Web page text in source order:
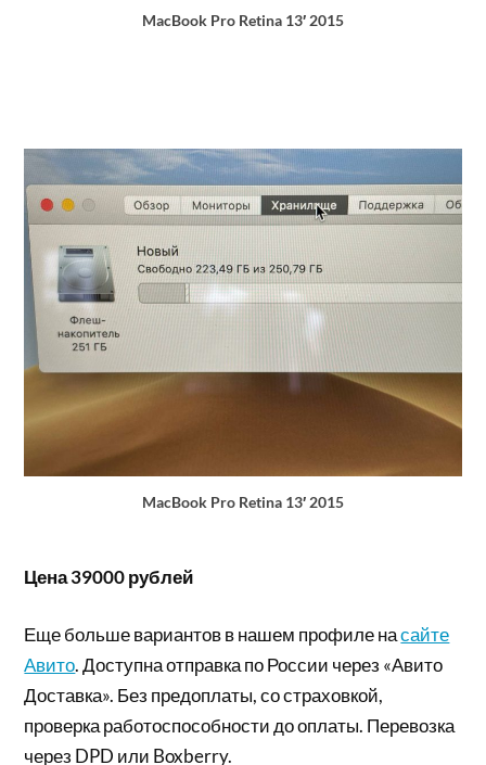
MacBook Pro Retina 13′ 2015
MacBook Pro Retina 13′ 2015
Цена 39000 рублей
Еще больше вариантов в нашем профиле насайте
Авито. Доступна отправка по России через «Авито
Доставка». Без предоплаты, со страховкой,
проверка работоспособности до оплаты. Перевозка
через DPD или Boxberry.